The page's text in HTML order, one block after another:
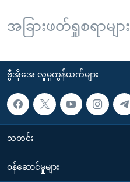
အခြားဖတ်ရှုစရာများ
ဗွီအိုအေ လူမှုကွန်ယက်များ
သတင်း
၀န်ဆောင်မှုများ